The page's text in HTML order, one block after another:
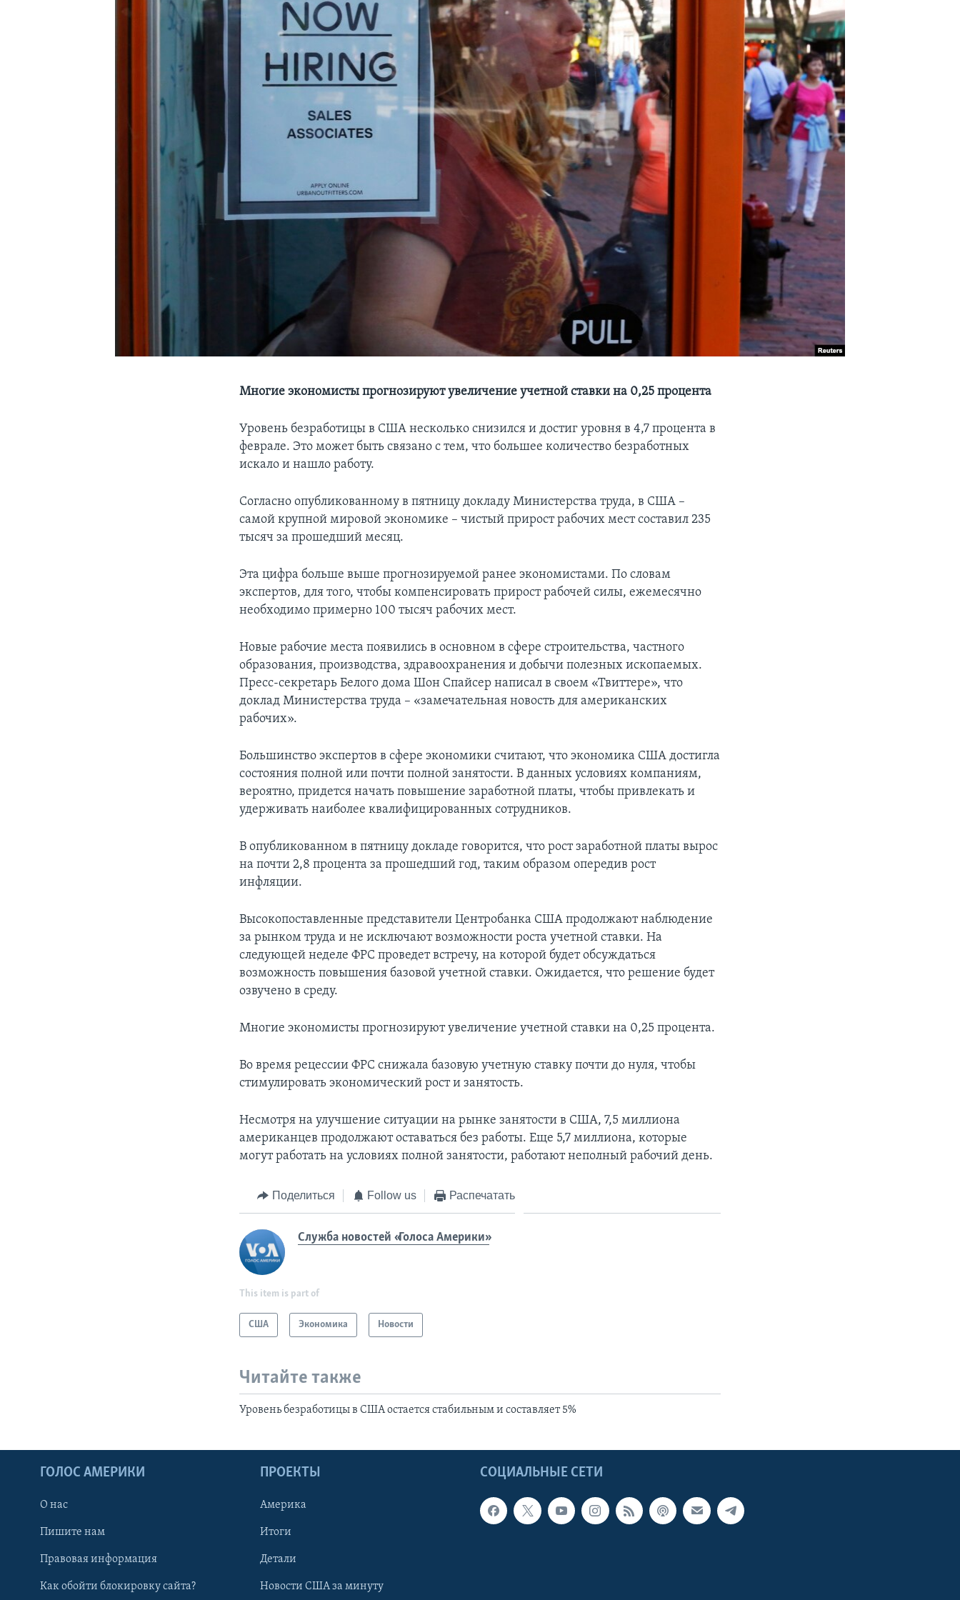
Многие экономисты прогнозируют увеличение учетной ставки на 0,25 процента
Уровень безработицы в США несколько снизился и достиг уровня в 4,7 процента в
феврале. Это может быть связано с тем, что большее количество безработных
искало и нашло работу.
Согласно опубликованному в пятницу докладу Министерства труда, в США –
самой крупной мировой экономике – чистый прирост рабочих мест составил 235
тысяч за прошедший месяц.
Эта цифра больше выше прогнозируемой ранее экономистами. По словам
экспертов, для того, чтобы компенсировать прирост рабочей силы, ежемесячно
необходимо примерно 100 тысяч рабочих мест.
Новые рабочие места появились в основном в сфере строительства, частного
образования, производства, здравоохранения и добычи полезных ископаемых.
Пресс-секретарь Белого дома Шон Спайсер написал в своем «Твиттере», что
доклад Министерства труда – «замечательная новость для американских
рабочих».
Большинство экспертов в сфере экономики считают, что экономика США достигла
состояния полной или почти полной занятости. В данных условиях компаниям,
вероятно, придется начать повышение заработной платы, чтобы привлекать и
удерживать наиболее квалифицированных сотрудников.
В опубликованном в пятницу докладе говорится, что рост заработной платы вырос
на почти 2,8 процента за прошедший год, таким образом опередив рост
инфляции.
Высокопоставленные представители Центробанка США продолжают наблюдение
за рынком труда и не исключают возможности роста учетной ставки. На
следующей неделе ФРС проведет встречу, на которой будет обсуждаться
возможность повышения базовой учетной ставки. Ожидается, что решение будет
озвучено в среду.
Многие экономисты прогнозируют увеличение учетной ставки на 0,25 процента.
Во время рецессии ФРС снижала базовую учетную ставку почти до нуля, чтобы
стимулировать экономический рост и занятость.
Несмотря на улучшение ситуации на рынке занятости в США, 7,5 миллиона
американцев продолжают оставаться без работы. Еще 5,7 миллиона, которые
могут работать на условиях полной занятости, работают неполный рабочий день.
Поделиться Follow us Распечатать
Служба новостей «Голоса Америки»
This item is part of
США Экономика Новости
Читайте также
Уровень безработицы в США остается стабильным и составляет 5%
СОЦИАЛЬНЫЕ СЕТИ
ГОЛОС АМЕРИКИ
О нас
Пишите нам
Правовая информация
Как обойти блокировку сайта?
ПРОЕКТЫ
Америка
Итоги
Детали
Новости США за минуту